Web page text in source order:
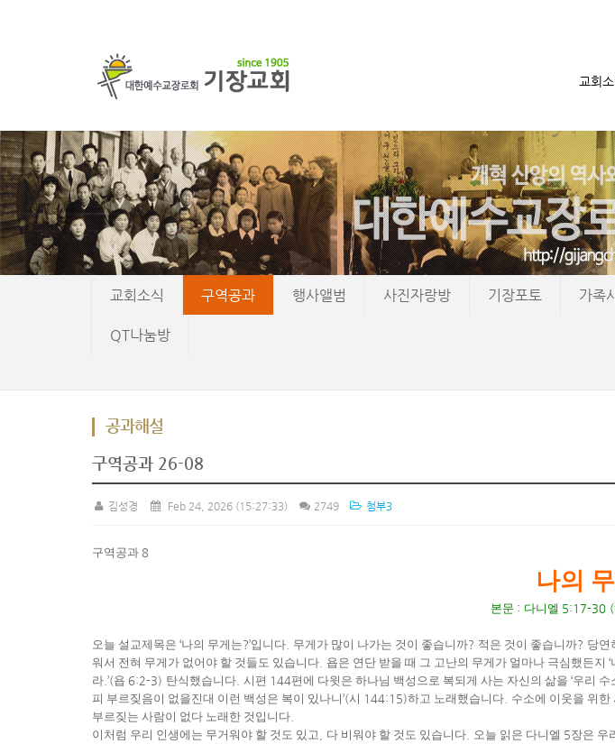
교회
메뉴 건
교회소식 구역공과 행사앨범 사진자랑방 기장포토 가족
QT나눔방
공과해설
구역공과 26-08
김성경 Feb 24, 2026 (15:27:33) 2749 첨부3
구역공과 8
나의
본문 : 다니엘 5:17-30 (
오늘 설교제목은 ‘나의 무게는?’입니다 무게가 많이 나가는 것이 좋습니까? 적은 것이 좋습니까? 당연
워서 전혀 무게가 없어야 할 것들도 있습니다 욥은 연단 받을 때 그 고난의 무게가 얼마나 극심했든지 ‘
라 .’(욥 6:2-3) 탄식했습니다 시편 144편에 다윗은 하나님 백성으로 복되게 사는 자신의 삶을 ‘우리 수
피 부르짖음이 없을진대 이런 백성은 복이 있나니’(시 144:15)하고 노래했습니다 수소에 이웃을 위한
부르짖는 사람이 없다 노래한 것입니다
이처럼 우리 인생에는 무거워야 할 것도 있고
다 비워야 할 것도 있습니다 오늘 읽은 다니엘 5장은 우